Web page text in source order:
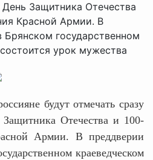
День Защитника Отечества
Красной Армии. В
Брянском государственном
урок мужества
будут отмечать сразу
Отечества и 100-
Армии. В преддверии
краеведческом